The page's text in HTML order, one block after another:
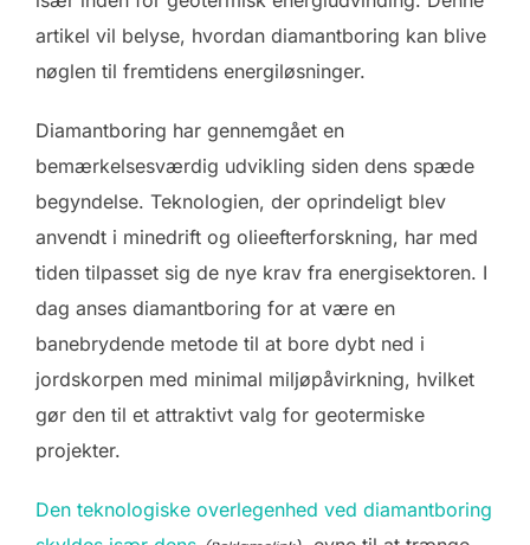
artikel vil belyse, hvordan diamantboring kan blive
nøglen til fremtidens energiløsninger.
Diamantboring har gennemgået en
bemærkelsesværdig udvikling siden dens spæde
begyndelse. Teknologien, der oprindeligt blev
anvendt i minedrift og olieefterforskning, har med
tiden tilpasset sig de nye krav fra energisektoren. I
dag anses diamantboring for at være en
banebrydende metode til at bore dybt ned i
jordskorpen med minimal miljøpåvirkning, hvilket
gør den til et attraktivt valg for geotermiske
projekter.
Den teknologiske overlegenhed ved diamantboring